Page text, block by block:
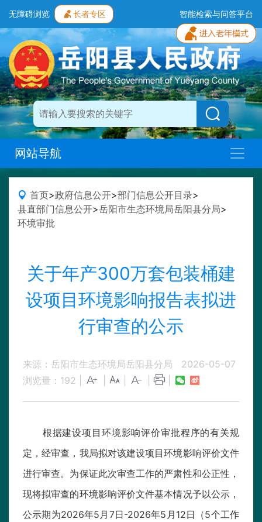
无障碍浏览 长者专区 智能检索与问答平台
网站导航
首页>政府信息公开>部门信息公开目录>
县直部门信息公开>岳阳市生态环境局岳阳县分局>
环境审批
关于年产300万套包装桶建
设项目环境影响报告表拟进
行审查的公示
来源：岳阳市生态环境局岳阳县分局
2026-05-07
浏览量： 192
根据建设项目环境影响评价审批程序的有关规
定，经审查，我局拟对该建设项目环境影响评价文件
进行审查。为保证此次审查工作的严肃性和公正性，
现将拟审查的环境影响评价文件基本情况予以公示，
公示期为2026年5月7日-2026年5月12日（5个工作